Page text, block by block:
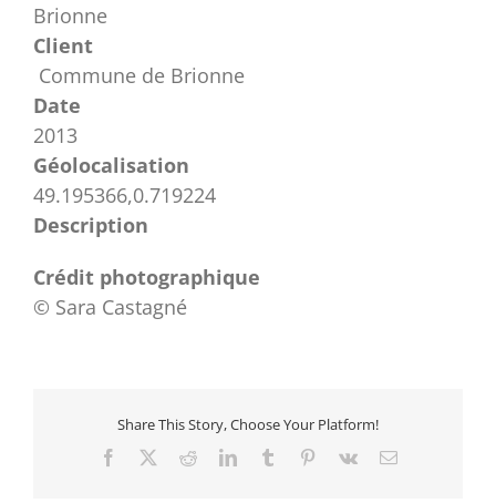
Brionne
Client
Commune de Brionne
Date
2013
Géolocalisation
49.195366,0.719224
Description
Crédit photographique
© Sara Castagné
Share This Story, Choose Your Platform!
Facebook RedditLinkedInTumblr Pinterest
Vk Email